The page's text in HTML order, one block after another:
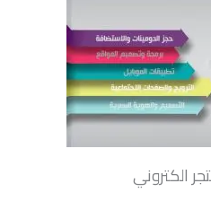
الكتروني